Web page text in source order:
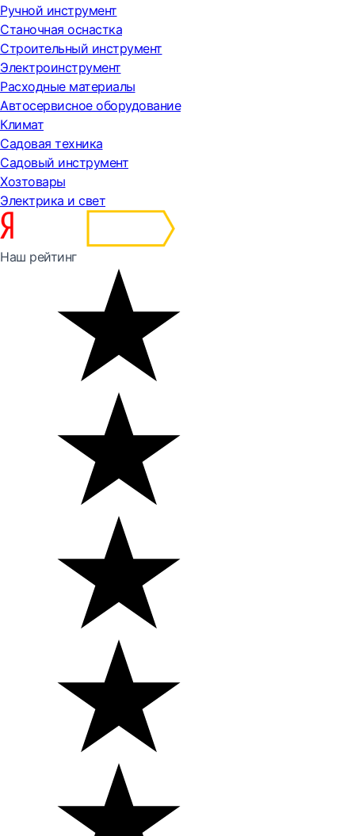
Ручной инструмент
Станочная оснастка
Строительный инструмент
Электроинструмент
Расходные материалы
Автосервисное оборудование
Климат
Садовая техника
Садовый инструмент
Хозтовары
Электрика и свет
Наш рейтинг